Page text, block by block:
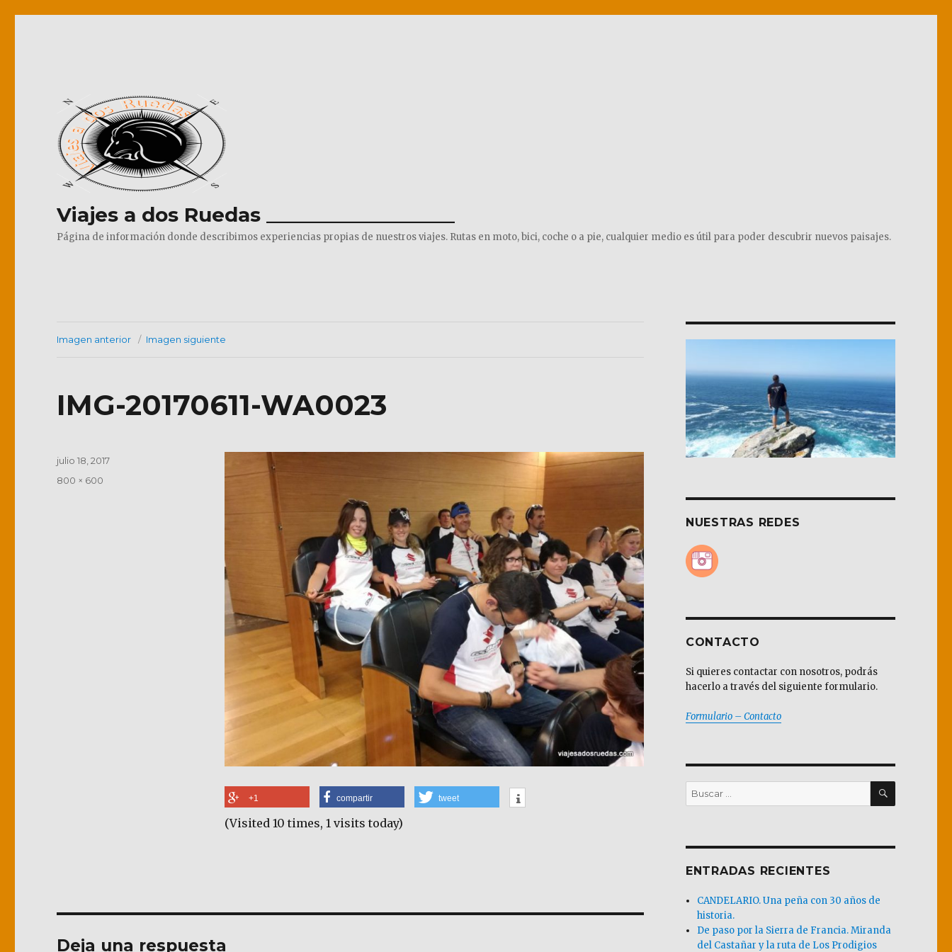
Viajes a dos Ruedas ___________________
Página de información donde describimos experiencias propias de nuestros viajes. Rutas en moto, bici, coche o a pie, cualquier medio es útil para poder descubrir nuevos paisajes.
Imagen anterior Imagen siguiente
IMG-20170611-WA0023
+1 compartir tweet
(Visited 10 times, 1 visits today)
Publicado
julio 18, 2017
Tamaño
800 × 600
Deja una respuesta
NUESTRAS REDES
CONTACTO
Si quieres contactar con nosotros, podrás
hacerlo a través del siguiente formulario.
Formulario – Contacto
Buscar
por:
BUSCAR
ENTRADAS RECIENTES
CANDELARIO. Una peña con 30 años de
historia.
De paso por la Sierra de Francia. Miranda
del Castañar y la ruta de Los Prodigios